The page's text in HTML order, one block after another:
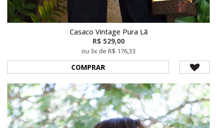
Casaco Vintage Pura Lã
R$ 529,00
ou 3x de R$ 176,33
COMPRAR